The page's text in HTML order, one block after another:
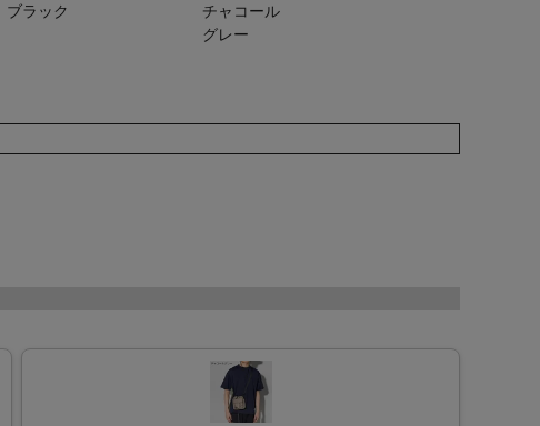
ブラック
チャコール
グレー